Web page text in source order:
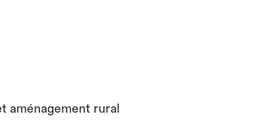
aménagement rural